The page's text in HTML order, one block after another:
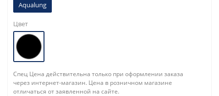
Aqualung
Цвет
Спец Цена действительна только при оформлении заказа
через интернет-магазин. Цена в розничном магазине
отличаться от заявленной на сайте.